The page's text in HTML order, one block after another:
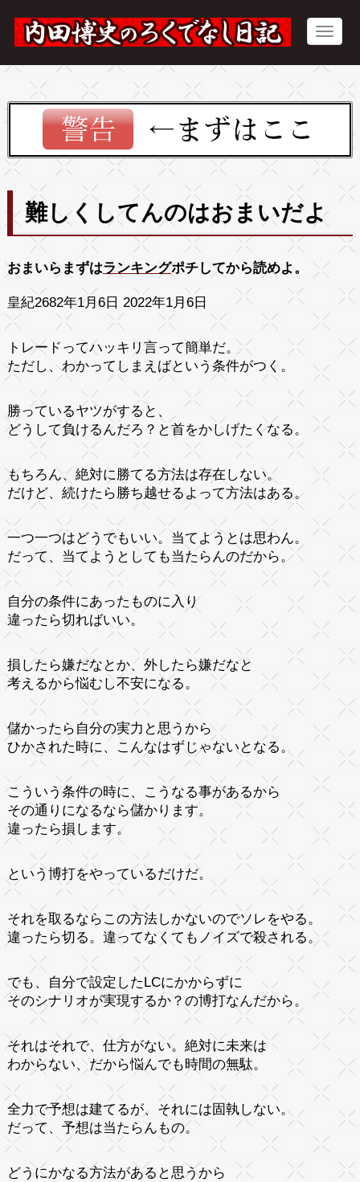
難しくしてんのはおまいだよ
おまいらまずはランキングポチしてから読めよ。
皇紀2682年1月6日 2022年1月6日
トレードってハッキリ言って簡単だ。
ただし、わかってしまえばという条件がつく。
勝っているヤツがすると、
どうして負けるんだろ？と首をかしげたくなる。
もちろん、絶対に勝てる方法は存在しない。
だけど、続けたら勝ち越せるよって方法はある。
一つ一つはどうでもいい。当てようとは思わん。
だって、当てようとしても当たらんのだから。
自分の条件にあったものに入り
違ったら切ればいい。
損したら嫌だなとか、外したら嫌だなと
考えるから悩むし不安になる。
儲かったら自分の実力と思うから
ひかされた時に、こんなはずじゃないとなる。
こういう条件の時に、こうなる事があるから
その通りになるなら儲かります。
違ったら損します。
という博打をやっているだけだ。
それを取るならこの方法しかないのでソレをやる。
違ったら切る。違ってなくてもノイズで殺される。
でも、自分で設定したLCにかからずに
そのシナリオが実現するか？の博打なんだから。
それはそれで、仕方がない。絶対に未来は
わからない、だから悩んでも時間の無駄。
全力で予想は建てるが、それには固執しない。
だって、予想は当たらんもの。
どうにかなる方法があると思うから